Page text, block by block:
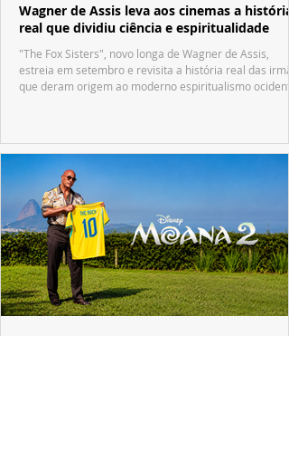
Wagner de Assis leva aos cinemas a história
real que dividiu ciência e espiritualidade
"The Fox Sisters", novo longa de Wagner de Assis,
estreia em setembro e revisita a história real das
que deram origem ao moderno espiritualismo